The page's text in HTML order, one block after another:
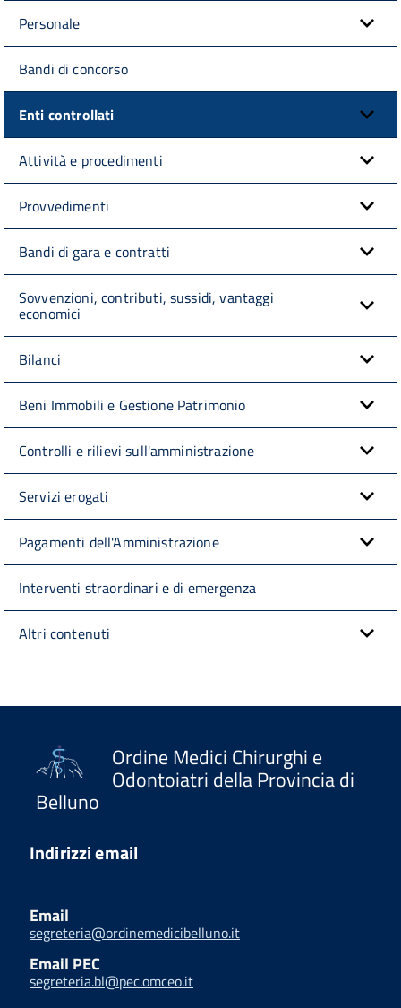
Personale
Bandi di concorso
Enti controllati
Attività e procedimenti
Provvedimenti
Bandi di gara e contratti
Sovvenzioni, contributi, sussidi, vantaggi
economici
Bilanci
Beni Immobili e Gestione Patrimonio
Controlli e rilievi sull'amministrazione
Servizi erogati
Pagamenti dell'Amministrazione
Interventi straordinari e di emergenza
Altri contenuti
Ordine Medici Chirurghi e
Odontoiatri della Provincia di
Belluno
Indirizzi email
Email
segreteria@ordinemedicibelluno.it
Email PEC
segreteria.bl@pec.omceo.it